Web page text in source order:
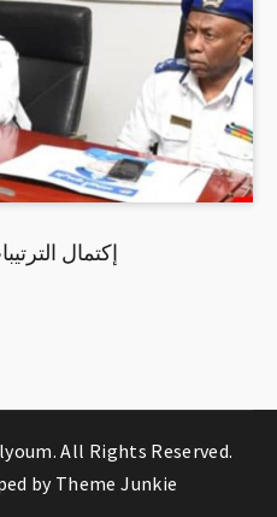
إكتمال
. All Rights Reserved.
by Theme Junkie